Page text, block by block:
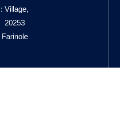
: Village,
20253
Farinole